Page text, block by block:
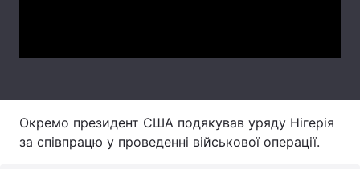
Окремо президент США подякував уряду Нігерія
за співпрацю у проведенні військової операції.